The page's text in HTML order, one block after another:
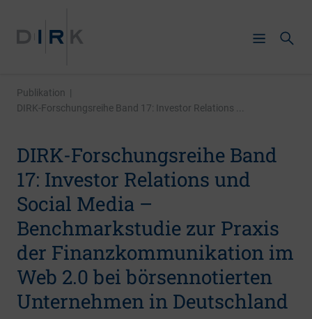
Publikation |
DIRK-Forschungsreihe Band 17: Investor Relations ...
DIRK-Forschungsreihe Band
17: Investor Relations und
Social Media –
Benchmarkstudie zur Praxis
der Finanzkommunikation im
Web 2.0 bei börsennotierten
Unternehmen in Deutschland